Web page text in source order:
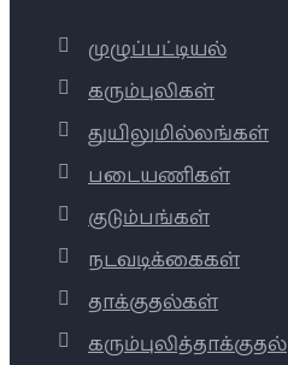
முழுப்பட்டியல்
கரும்புலிகள்
துயிலுமில்லங்கள்
படையணிகள்
குடும்பங்கள்
நடவடிக்கைகள்
தாக்குதல்கள்
கரும்புலித்தாக்குதல்